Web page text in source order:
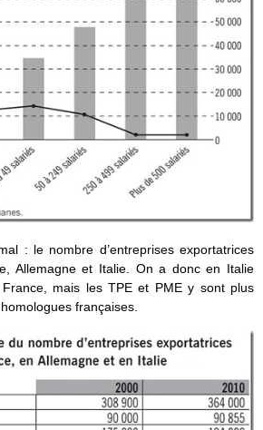
: le nombre d’entreprises exportatrices
Allemagne et Italie. On a donc en Italie
France, mais les TPE et PME y sont plus
françaises.